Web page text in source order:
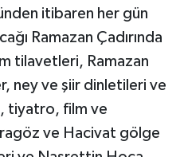
itibaren her gün
Ramazan Çadırında
tilavetleri, Ramazan
ney ve şiir dinletileri ve
tiyatro, film ve
ve Hacivat gölge